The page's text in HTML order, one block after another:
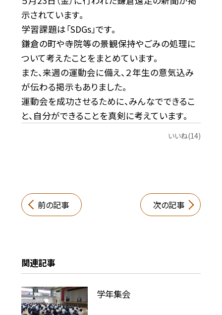
示されています。
学習課題は「SDGs」です。
鎌倉の町や寺院等の景観保持やごみの処理に
ついて考えたことをまとめています。
また、来週の運動会に備え、２年生の意気込み
が伝わる掲示もありました。
運動会を成功させるために、みんなでできるこ
と、自分ができることを真剣に考えています。
いいね(14)
前の記事 次の記事
関連記事
学年集会